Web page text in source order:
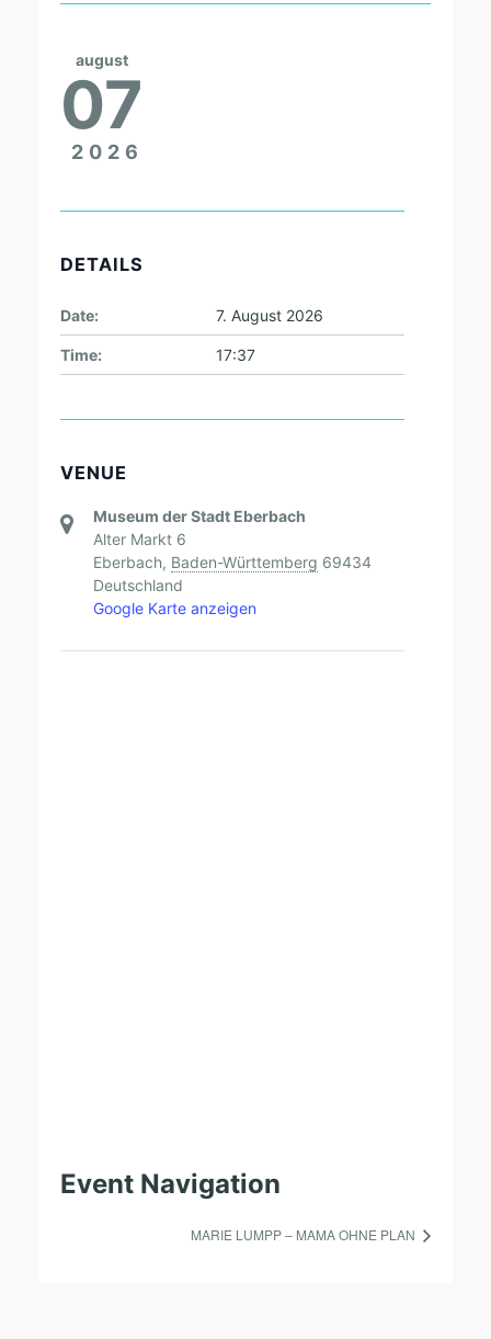
august
07
2026
DETAILS
Date: 7. August 2026
Time: 17:37
VENUE
Museum der Stadt Eberbach
Alter Markt 6
Eberbach, Baden-Württemberg 69434
Deutschland
Google Karte anzeigen
Event Navigation
MARIE LUMPP – MAMA OHNE PLAN